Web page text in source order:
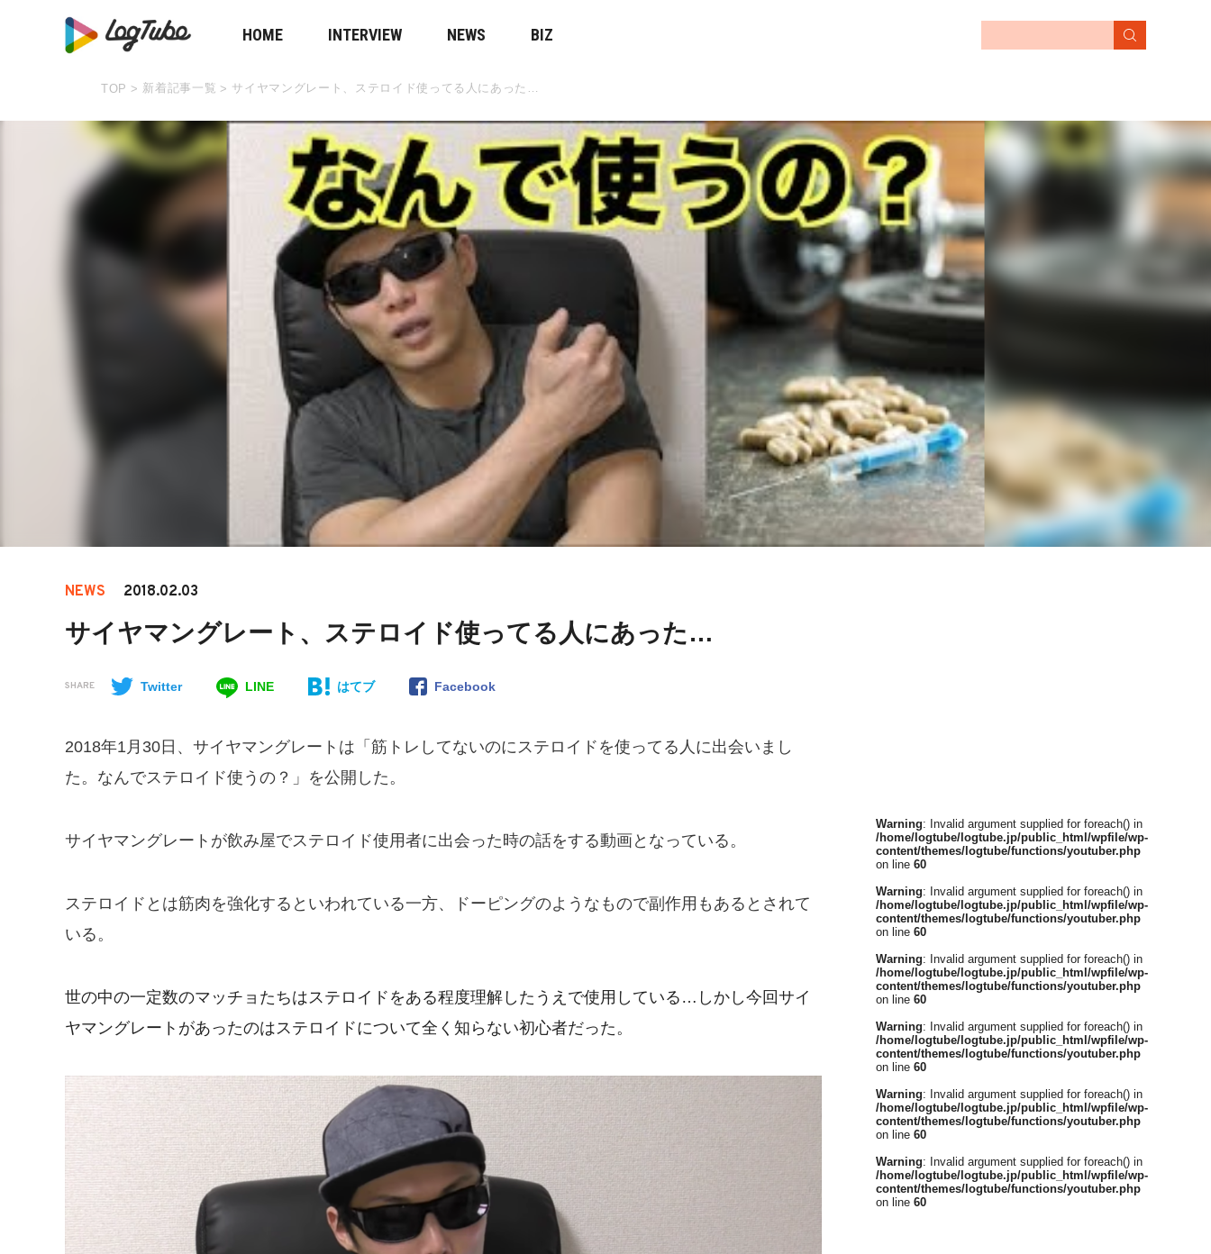
HOME INTERVIEW NEWS BIZ
TOP > 新着記事一覧 > サイヤマングレート、ステロイド使ってる人にあった…
NEWS 2018.02.03
サイヤマングレート、ステロイド使ってる人にあった…
SHARE Twitter LINE はてブ Facebook
2018年1月30日、サイヤマングレートは「筋トレしてないのにステロイドを使ってる人に出会いまし
た。なんでステロイド使うの？」を公開した。
サイヤマングレートが飲み屋でステロイド使用者に出会った時の話をする動画となっている。
ステロイドとは筋肉を強化するといわれている一方、ドーピングのようなもので副作用もあるとされて
いる。
世の中の一定数のマッチョたちはステロイドをある程度理解したうえで使用している…しかし今回サイ
ヤマングレートがあったのはステロイドについて全く知らない初心者だった。
Warning: Invalid argument supplied for foreach() in
/home/logtube/logtube.jp/public_html/wpfile/wp-
content/themes/logtube/functions/youtuber.php
on line 60
Warning: Invalid argument supplied for foreach() in
/home/logtube/logtube.jp/public_html/wpfile/wp-
content/themes/logtube/functions/youtuber.php
on line 60
Warning: Invalid argument supplied for foreach() in
/home/logtube/logtube.jp/public_html/wpfile/wp-
content/themes/logtube/functions/youtuber.php
on line 60
Warning: Invalid argument supplied for foreach() in
/home/logtube/logtube.jp/public_html/wpfile/wp-
content/themes/logtube/functions/youtuber.php
on line 60
Warning: Invalid argument supplied for foreach() in
/home/logtube/logtube.jp/public_html/wpfile/wp-
content/themes/logtube/functions/youtuber.php
on line 60
Warning: Invalid argument supplied for foreach() in
/home/logtube/logtube.jp/public_html/wpfile/wp-
content/themes/logtube/functions/youtuber.php
on line 60